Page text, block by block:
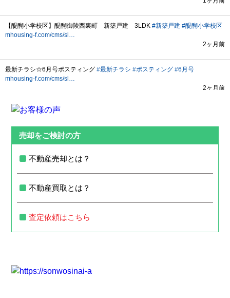
売却をご検討の方
不動産売却とは？
不動産買取とは？
査定依頼はこちら